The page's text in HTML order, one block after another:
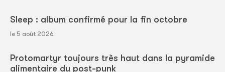
Sleep : album confirmé pour la fin octobre
le 5 août 2026
Protomartyr toujours très haut dans la pyramide
alimentaire du post-punk